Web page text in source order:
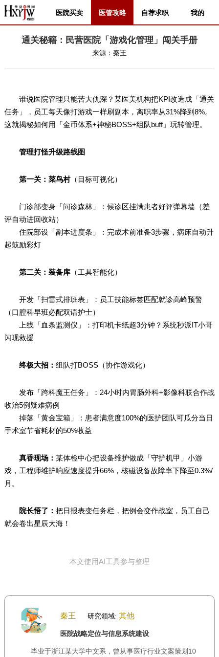
医院买卖 医管攻略 自荐求职 我的
通关秘籍：民营医院「游戏化管理」闯关手册
来源： 秦王
谁说医院管理只能苦大仇深？某医美机构把KPI改造成「通关
任务」，员工每天像打游戏一样刷副本，离职率从31%降到8%。
这就揭秘如何用「金币体系+神秘BOSS+组队buff」玩转管理。
管理打怪升级路线图
第一关：菜鸟村（目标可视化）
门诊部变身「问诊森林」：候诊区挂满患者好评弹幕墙（差
评自动进回收站）
住院部设「副本进度条」：完成术前准备3步骤，病床自动升
起鼓励彩灯
第二关：装备库（工具智能化）
开发「扫雷式排班表」：员工技能标签匹配就诊高峰预警
（口腔科早班必配双语护士）
上线「血条监测仪」：打印机卡纸超3分钟？系统秒派IT小哥
闪现救援
终极大招： 组队打BOSS（协作游戏化）
发布「跨科魔王任务」：24小时内胃肠外科+影像科联合作战
收治5例疑难病例
掉落「黄金宝箱」：患者满意度100%的医护团队可瓜分当日
手术室节省耗材的50%收益
真香现场： 某体检中心把设备维护做成「守护机甲」小游
戏，工程师维护响应速度提升66%，核磁设备故障率下降至0.3%/
月。
院长悟了： 把日报表变任务栏，把例会变作战室，员工自己
就会卷出星辰大海！
本文使用AI工具参与整理
秦王 研究领域: 其他
医院战略定位与信息系统建设
毕业于浙江某大学中文系，曾从事医疗行业文案策划10